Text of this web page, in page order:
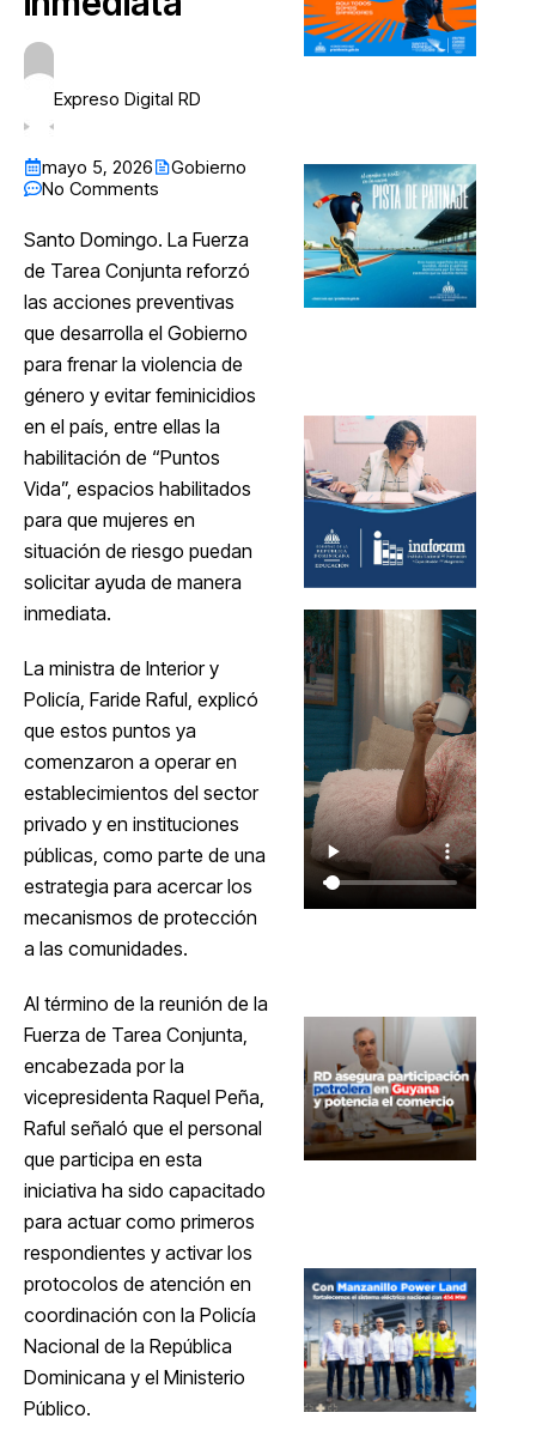
Expreso Digital RD
mayo 5, 2026
Gobierno
No Comments
Santo Domingo. La Fuerza
de Tarea Conjunta reforzó
las acciones preventivas
que desarrolla el Gobierno
para frenar la violencia de
género y evitar feminicidios
en el país, entre ellas la
habilitación de “Puntos
Vida”, espacios habilitados
para que mujeres en
situación de riesgo puedan
solicitar ayuda de manera
inmediata.
La ministra de Interior y
Policía, Faride Raful, explicó
que estos puntos ya
comenzaron a operar en
establecimientos del sector
privado y en instituciones
públicas, como parte de una
estrategia para acercar los
mecanismos de protección
a las comunidades.
Al término de la reunión de la
Fuerza de Tarea Conjunta,
encabezada por la
vicepresidenta Raquel Peña,
Raful señaló que el personal
que participa en esta
iniciativa ha sido capacitado
para actuar como primeros
respondientes y activar los
protocolos de atención en
coordinación con la Policía
Nacional de la República
Dominicana y el Ministerio
Público.